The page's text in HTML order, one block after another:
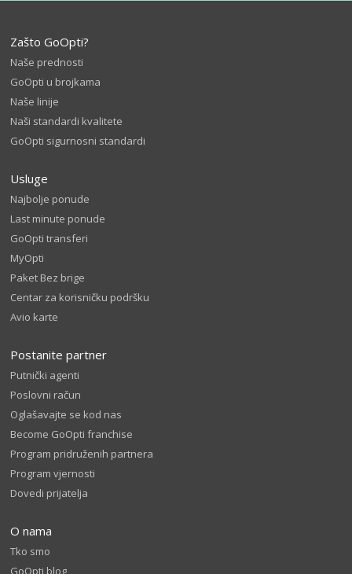
Zašto GoOpti?
Naše prednosti
GoOpti u brojkama
Naše linije
Naši standardi kvalitete
GoOpti sigurnosni standardi
Usluge
Najbolje ponude
Last minute ponude
GoOpti transferi
MyOpti
Paket Bez brige
Centar za korisničku podršku
Avio karte
Postanite partner
Putnički agenti
Poslovni račun
Oglašavajte se kod nas
Become GoOpti franchise
Program pridruženih partnera
Program vjernosti
Dovedi prijatelja
O nama
Tko smo
GoOpti blog